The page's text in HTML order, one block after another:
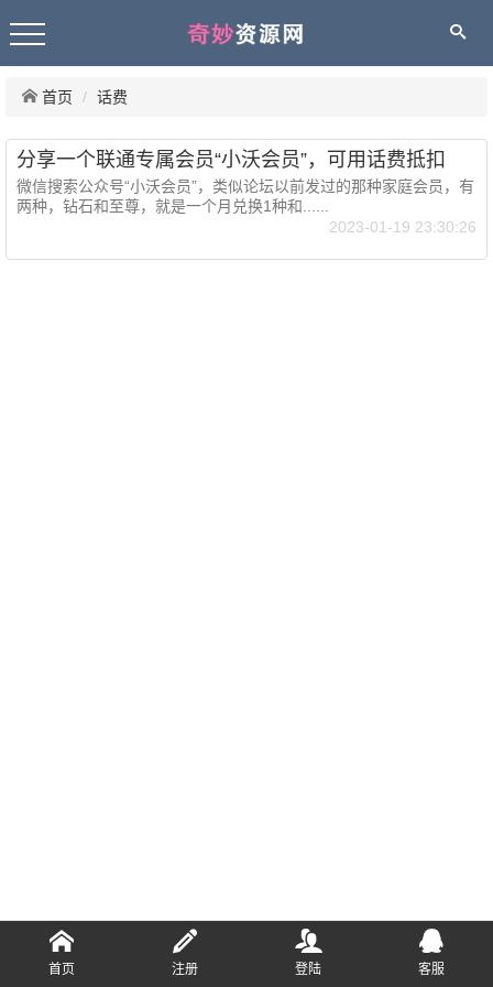
首页 话费
分享一个联通专属会员“小沃会员”，可用话费抵扣
微信搜索公众号“小沃会员”，类似论坛以前发过的那种家庭会员，有
两种，钻石和至尊，就是一个月兑换1种和......
2023-01-19 23:30:26
首页 注册 登陆 客服